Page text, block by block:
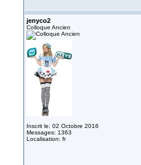
jenyco2
Colloque Ancien
Inscrit le: 02 Octobre 2016
Messages: 1363
Localisation: fr